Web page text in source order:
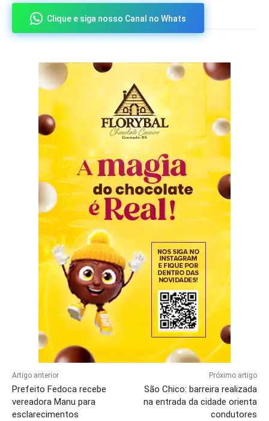
Clique e siga nosso Canal no Whats
Artigo anterior
Prefeito Fedoca recebe
vereadora Manu para
esclarecimentos
Próximo artigo
São Chico: barreira realizada
na entrada da cidade orienta
condutores